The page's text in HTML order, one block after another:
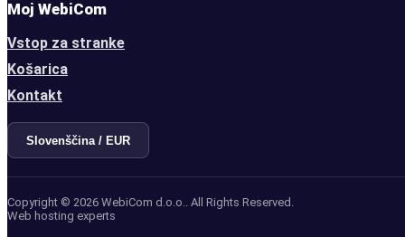
Moj WebiCom
Vstop za stranke
Košarica
Kontakt
Slovenščina / EUR
Copyright © 2026 WebiCom d.o.o.. All Rights Reserved.
Web hosting experts